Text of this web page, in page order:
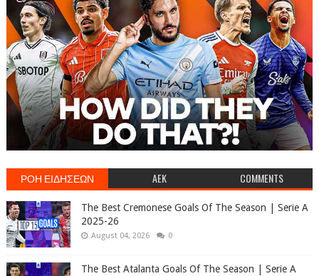
ΡΟΗ ΕΙΔΗΣΕΩΝ AEK COMMENTS
The Best Cremonese Goals Of The Season | Serie A
2025-26
August 04, 2026 0
The Best Atalanta Goals Of The Season | Serie A